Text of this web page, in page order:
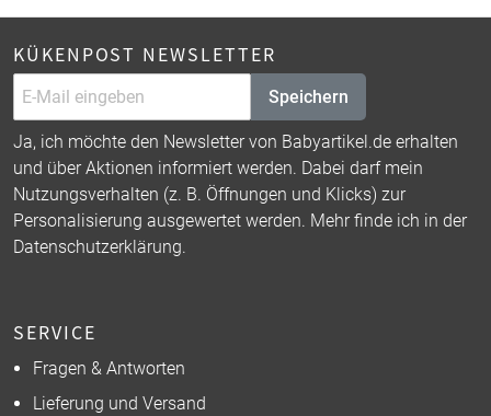
KÜKENPOST NEWSLETTER
Speichern
Ja, ich möchte den Newsletter von Babyartikel.de erhalten
und über Aktionen informiert werden. Dabei darf mein
Nutzungsverhalten (z. B. Öffnungen und Klicks) zur
Personalisierung ausgewertet werden. Mehr finde ich in der
Datenschutzerklärung.
SERVICE
Fragen & Antworten
Lieferung und Versand